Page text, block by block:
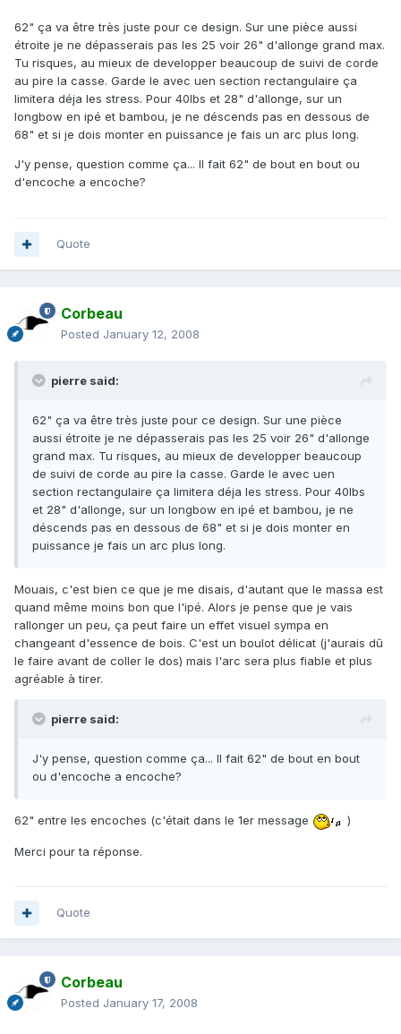
62" ça va être très juste pour ce design. Sur une pièce aussi
étroite je ne dépasserais pas les 25 voir 26" d'allonge grand max.
Tu risques, au mieux de developper beaucoup de suivi de corde
au pire la casse. Garde le avec uen section rectangulaire ça
limitera déja les stress. Pour 40lbs et 28" d'allonge, sur un
longbow en ipé et bambou, je ne déscends pas en dessous de
68" et si je dois monter en puissance je fais un arc plus long.
J'y pense, question comme ça... Il fait 62" de bout en bout ou
d'encoche a encoche?
Quote
Corbeau
Posted January 12, 2008
pierre said:
62" ça va être très juste pour ce design. Sur une pièce
aussi étroite je ne dépasserais pas les 25 voir 26" d'allonge
grand max. Tu risques, au mieux de developper beaucoup
de suivi de corde au pire la casse. Garde le avec uen
section rectangulaire ça limitera déja les stress. Pour 40lbs
et 28" d'allonge, sur un longbow en ipé et bambou, je ne
déscends pas en dessous de 68" et si je dois monter en
puissance je fais un arc plus long.
Mouais, c'est bien ce que je me disais, d'autant que le massa est
quand même moins bon que l'ipé. Alors je pense que je vais
rallonger un peu, ça peut faire un effet visuel sympa en
changeant d'essence de bois. C'est un boulot délicat (j'aurais dû
le faire avant de coller le dos) mais l'arc sera plus fiable et plus
agréable à tirer.
pierre said:
J'y pense, question comme ça... Il fait 62" de bout en bout
ou d'encoche a encoche?
62" entre les encoches (c'était dans le 1er message )
Merci pour ta réponse.
Quote
Corbeau
Posted January 17, 2008